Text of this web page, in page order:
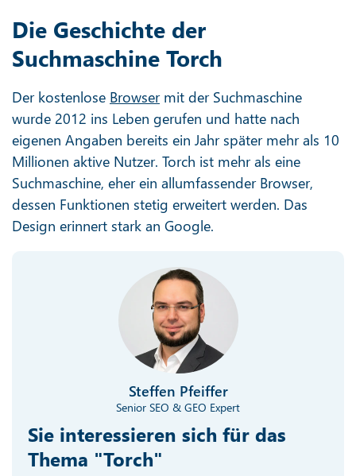
Die Geschichte der
Suchmaschine Torch
Der kostenlose Browsermit der Suchmaschine
wurde 2012 ins Leben gerufen und hatte nach
eigenen Angaben bereits ein Jahr später mehr als 10
Millionen aktive Nutzer. Torch ist mehr als eine
Suchmaschine, eher ein allumfassender Browser,
dessen Funktionen stetig erweitert werden. Das
Design erinnert stark an Google.
Steffen Pfeiffer
Senior SEO & GEO Expert
Sie interessieren sich für das
Thema "Torch"